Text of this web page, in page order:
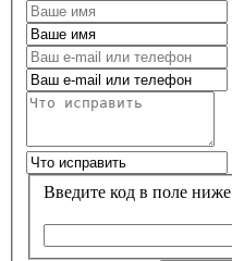
Введите код в поле ниже